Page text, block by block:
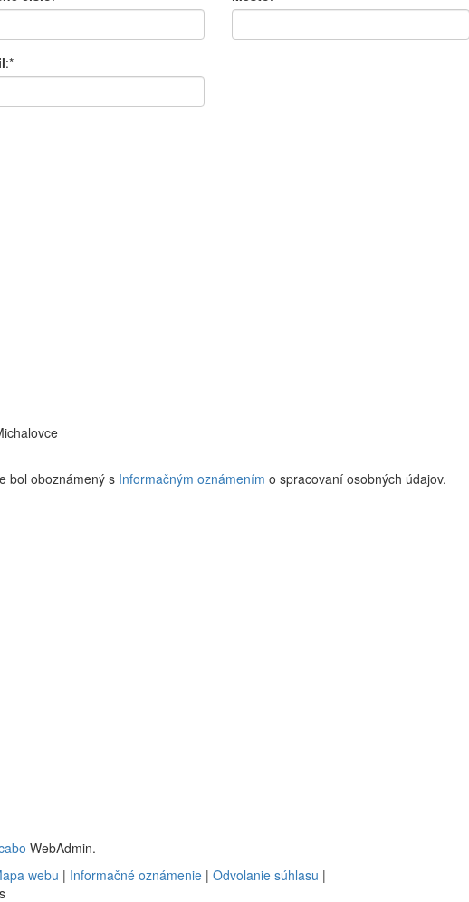
:*
bol oboznámený s Informačným oznámením o spracovaní osobných údajov.
WebAdmin.
webu | Informačné oznámenie | Odvolanie súhlasu |